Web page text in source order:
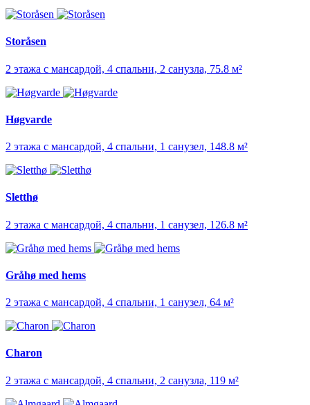
Storåsen
2 этажа с мансардой, 4 спальни, 2 санузла, 75.8 м²
Høgvarde
2 этажа с мансардой, 4 спальни, 1 санузел, 148.8 м²
Sletthø
2 этажа с мансардой, 4 спальни, 1 санузел, 126.8 м²
Gråhø med hems
2 этажа с мансардой, 4 спальни, 1 санузел, 64 м²
Charon
2 этажа с мансардой, 4 спальни, 2 санузла, 119 м²